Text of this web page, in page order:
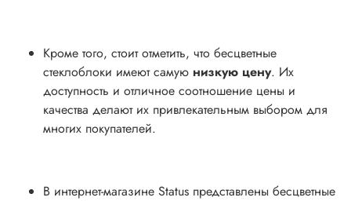
Кроме того, стоит отметить, что бесцветные
стеклоблоки имеют самую низкую цену. Их
доступность и отличное соотношение цены и
качества делают их привлекательным выбором для
многих покупателей.
В интернет-магазине Status представлены бесцветные